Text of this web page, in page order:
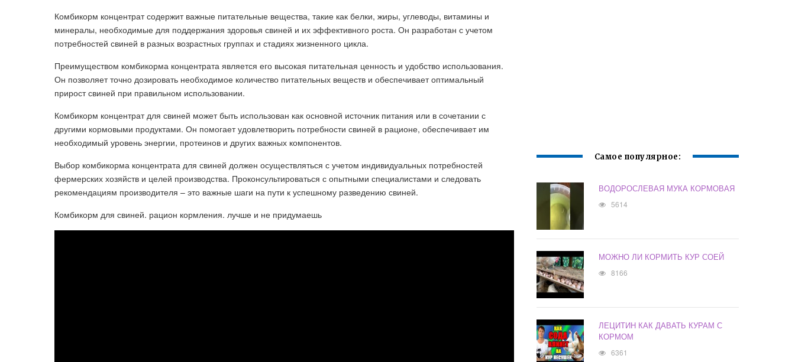
Комбикорм концентрат содержит важные питательные вещества, такие как белки, жиры, углеводы, витамины и
минералы, необходимые для поддержания здоровья свиней и их эффективного роста. Он разработан с учетом
потребностей свиней в разных возрастных группах и стадиях жизненного цикла.
Преимуществом комбикорма концентрата является его высокая питательная ценность и удобство использования.
Он позволяет точно дозировать необходимое количество питательных веществ и обеспечивает оптимальный
прирост свиней при правильном использовании.
Комбикорм концентрат для свиней может быть использован как основной источник питания или в сочетании с
другими кормовыми продуктами. Он помогает удовлетворить потребности свиней в рационе, обеспечивает им
необходимый уровень энергии, протеинов и других важных компонентов.
Выбор комбикорма концентрата для свиней должен осуществляться с учетом индивидуальных потребностей
фермерских хозяйств и целей производства. Проконсультироваться с опытными специалистами и следовать
рекомендациям производителя – это важные шаги на пути к успешному разведению свиней.
Комбикорм для свиней. рацион кормления. лучше и не придумаешь
Самое популярное:
ВОДОРОСЛЕВАЯ МУКА КОРМОВАЯ
5614
МОЖНО ЛИ КОРМИТЬ КУР СОЕЙ
8166
ЛЕЦИТИН КАК ДАВАТЬ КУРАМ С
КОРМОМ
6361